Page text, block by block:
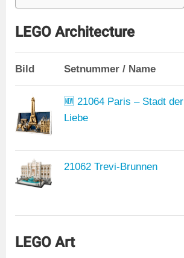
LEGO Architecture
Bild Setnummer / Name
🆕 21064 Paris – Stadt der
Liebe
21062 Trevi-Brunnen
LEGO Art